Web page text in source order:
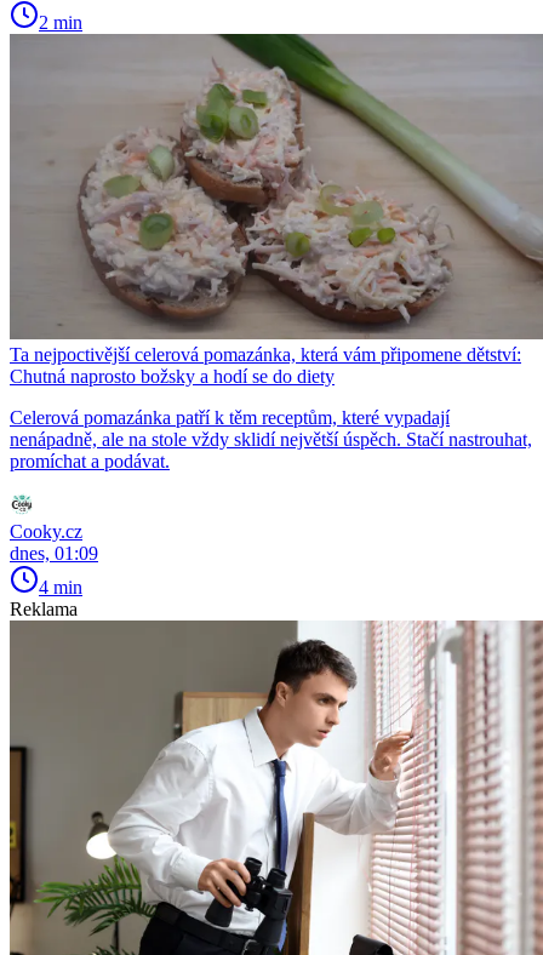
2 min
Ta nejpoctivější celerová pomazánka, která vám připomene dětství:
Chutná naprosto božsky a hodí se do diety
Celerová pomazánka patří k těm receptům, které vypadají
nenápadně, ale na stole vždy sklidí největší úspěch. Stačí nastrouhat,
promíchat a podávat.
Cooky.cz
dnes, 01:09
4 min
Reklama